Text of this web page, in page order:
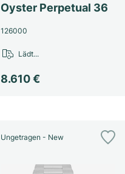
Oyster Perpetual 36
126000
8.610 €
Lädt...
Ungetragen - New